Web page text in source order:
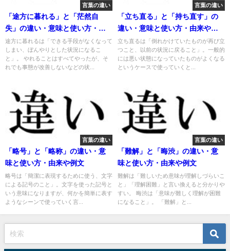
言葉の違い
「途方に暮れる」と「茫然自
失」の違い・意味と使い方・由
来や例文
途方に暮れるは「できる手段がなくなって
しまい、ぼんやりとした状況になるこ
と」。 やれることはすべてやったが、そ
れでも事態が改善しないなどの状...
言葉の違い
「立ち直る」と「持ち直す」の
違い・意味と使い方・由来や例
文
立ち直るは「倒れかけていたものが再び立
つこと、以前の状況に戻ること」。一般的
には悪い状態になっていたものがよくなる
というケースで使っていくと...
言葉の違い
「略号」と「略称」の違い・意
味と使い方・由来や例文
略号は「簡潔に表現するために使う、文字
による記号のこと」。文字を使った記号と
いう意味になりますが、何かを簡単に表す
ようなシーンで使っていく言...
言葉の違い
「難解」と「晦渋」の違い・意
味と使い方・由来や例文
難解は「難しいため意味が理解しづらいこ
と」「理解困難」と言い換えると分かりや
すい。 晦渋は「意味が難しく理解が困難
になること」。 「難解」と...